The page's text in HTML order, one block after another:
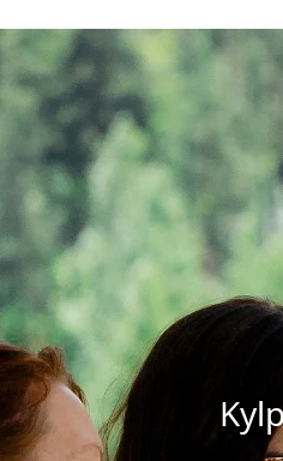
FI
EN
Kylpylä
Aukioloajat & hinnat
Hieronnat & hoidot
Kuntosali &
Liikuntasali
Tilaussauna &
Spa Burger
Lasten synttärit
Uimakoulut